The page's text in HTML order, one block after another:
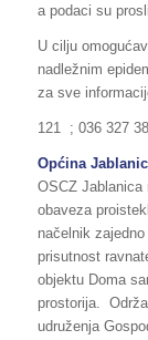
a podaci su
U cilju
nadležnim
za sve
121 ; 036 327
Općina
OSCZ Jablanica
obaveza
načelnik
prisutnost
objektu Doma
prostorija.
udruženja